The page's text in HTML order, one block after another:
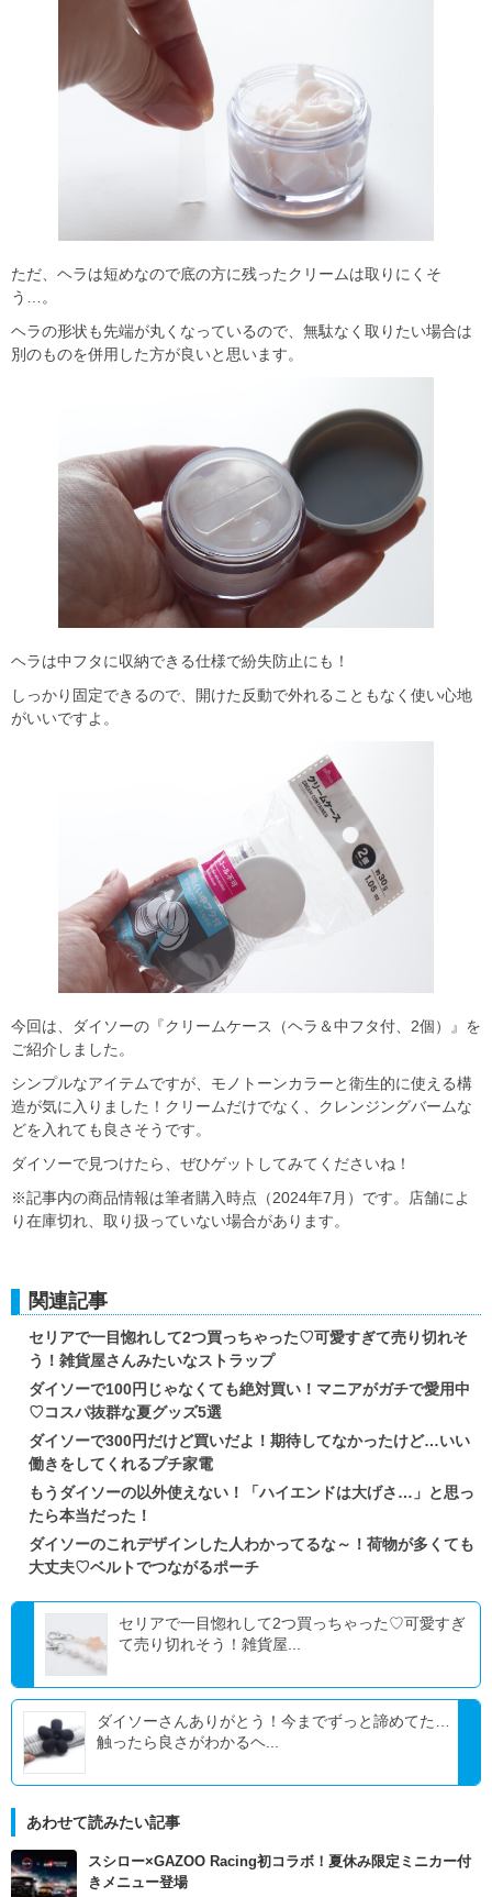
ただ、ヘラは短めなので底の方に残ったクリームは取りにくそ
う…。
ヘラの形状も先端が丸くなっているので、無駄なく取りたい場合は
別のものを併用した方が良いと思います。
ヘラは中フタに収納できる仕様で紛失防止にも！
しっかり固定できるので、開けた反動で外れることもなく使い心地
がいいですよ。
今回は、ダイソーの『クリームケース（ヘラ＆中フタ付、2個）』を
ご紹介しました。
シンプルなアイテムですが、モノトーンカラーと衛生的に使える構
造が気に入りました！クリームだけでなく、クレンジングバームな
どを入れても良さそうです。
ダイソーで見つけたら、ぜひゲットしてみてくださいね！
※記事内の商品情報は筆者購入時点（2024年7月）です。店舗によ
り在庫切れ、取り扱っていない場合があります。
関連記事
セリアで一目惚れして2つ買っちゃった♡可愛すぎて売り切れそ
う！雑貨屋さんみたいなストラップ
ダイソーで100円じゃなくても絶対買い！マニアがガチで愛用中
♡コスパ抜群な夏グッズ5選
ダイソーで300円だけど買いだよ！期待してなかったけど…いい
働きをしてくれるプチ家電
もうダイソーの以外使えない！「ハイエンドは大げさ…」と思っ
たら本当だった！
ダイソーのこれデザインした人わかってるな～！荷物が多くても
大丈夫♡ベルトでつながるポーチ
セリアで一目惚れして2つ買っちゃった♡可愛すぎ
て売り切れそう！雑貨屋...
ダイソーさんありがとう！今までずっと諦めてた…
触ったら良さがわかるヘ...
あわせて読みたい記事
スシロー×GAZOO Racing初コラボ！夏休み限定ミニカー付
きメニュー登場